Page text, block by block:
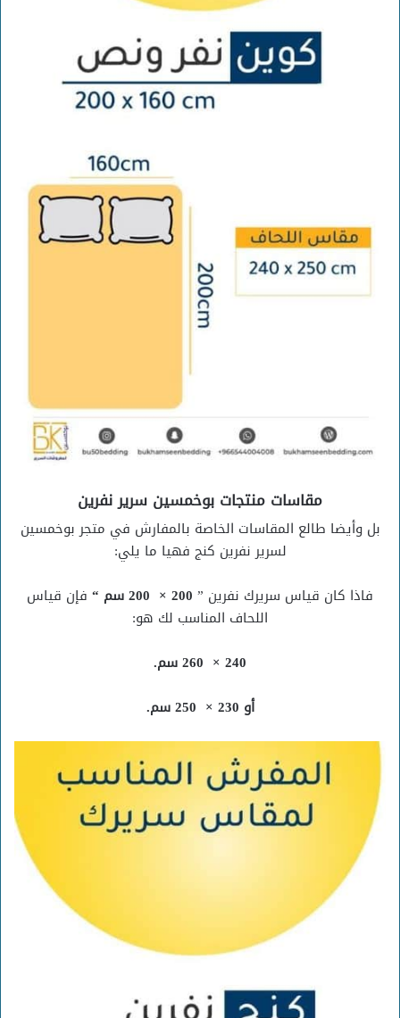
مقاسات منتجات بوخمسين سرير نفرين
بل وأيضا طالع المقاسات الخاصة بالمفارش في متجر بوخمسين
لسرير نفرين كنج فهيا ما يلي:
فاذا كان قياس سريرك نفرين ” 200 × 200 سم “
فإن قياس
اللحاف المناسب لك هو:
240 × 260 سم.
أو 230 × 250 سم.